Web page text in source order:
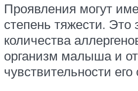
Проявления могут
степень тяжести. Это
количества
организм малыша и от
чувствительности его